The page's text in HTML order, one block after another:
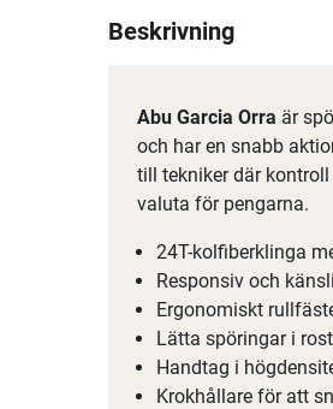
Beskrivning
Abu Garcia Orra är
och har en snabb
till tekniker där
valuta för pengarna.
24T-kolfiberklinga
Responsiv och
Ergonomiskt
Lätta spöringar i
Handtag i
Krokhållare för att